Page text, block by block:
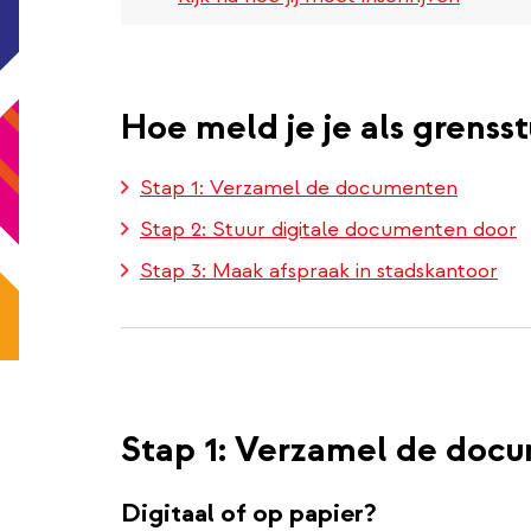
Hoe meld je je als
Stap 1: Verzamel de documenten
Stap 2: Stuur digitale documenten door
Stap 3: Maak afspraak in stadskantoor
Stap 1: Verzamel de
Digitaal of op papier?